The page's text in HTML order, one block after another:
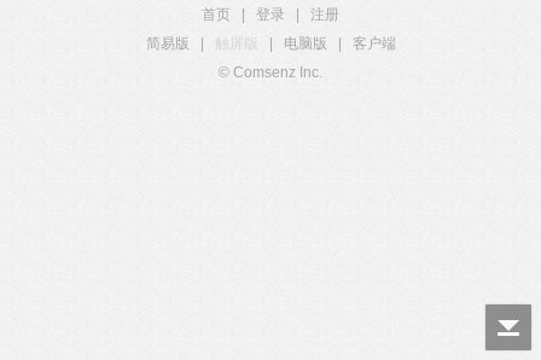
首页 登录
注册
简易版
触屏版 电脑版
客户端
© Comsenz Inc.